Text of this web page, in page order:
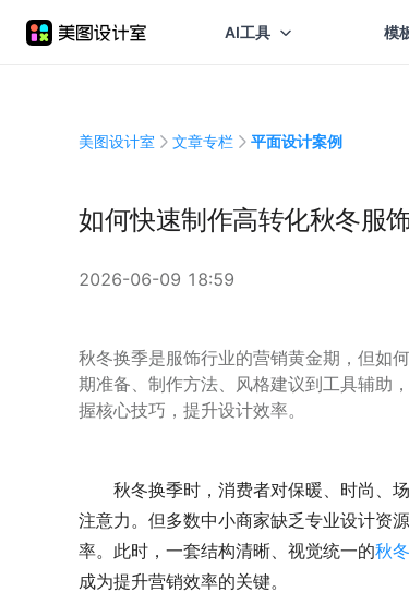
AI工具 模
美图设计室 文章专栏 平面设计案例
如何快速制作高转化秋冬服
2026-06-09 18:59
秋冬换季是服饰行业的营销黄金期，但如
期准备、制作方法、风格建议到工具辅助
握核心技巧，提升设计效率。
秋冬换季时，消费者对保暖、时尚、
注意力。但多数中小商家缺乏专业设计资
率。此时，一套结构清晰、视觉统一的秋
成为提升营销效率的关键。